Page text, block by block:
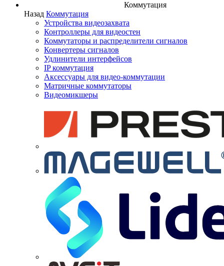
Коммутация
Назад Коммутация
Устройства видеозахвата
Контроллеры для видеостен
Коммутаторы и распределители сигналов
Конвертеры сигналов
Удлинители интерфейсов
IP коммутация
Аксессуары для видео-коммутации
Матричные коммутаторы
Видеомикшеры